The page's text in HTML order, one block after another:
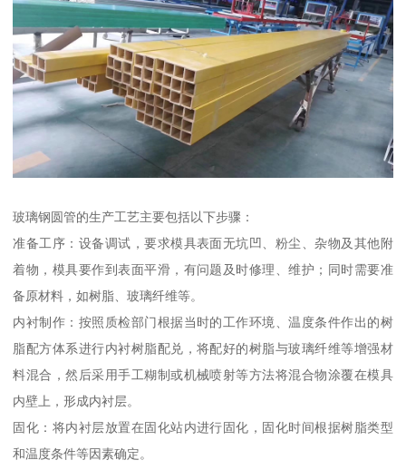
玻璃钢圆管的生产工艺主要包括以下步骤：
准备工序：设备调试，要求模具表面无坑凹、粉尘、杂物及其他附
着物，模具要作到表面平滑，有问题及时修理、维护；同时需要准
备原材料，如树脂、玻璃纤维等。
内衬制作：按照质检部门根据当时的工作环境、温度条件作出的树
脂配方体系进行内衬树脂配兑，将配好的树脂与玻璃纤维等增强材
料混合，然后采用手工糊制或机械喷射等方法将混合物涂覆在模具
内壁上，形成内衬层。
固化：将内衬层放置在固化站内进行固化，固化时间根据树脂类型
和温度条件等因素确定。